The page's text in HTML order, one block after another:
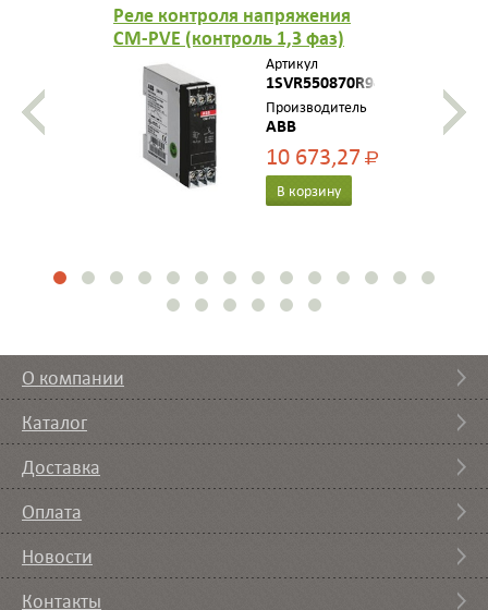
Реле контроля напряжения
CM-PVE (контроль 1,3 фаз)
(контроль Umin/max с
нейтралью L-N 185..265В AC )
1НО контакт 1SVR550870R9400
Артикул
1SVR550870R9400
Производитель
ABB
10 673,27Р
В корзину
О компании
Каталог
Доставка
Оплата
Новости
Контакты